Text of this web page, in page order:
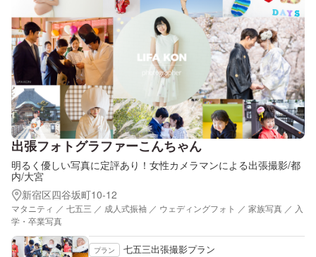
出張フォトグラファーこんちゃん
明るく優しい写真に定評あり！女性カメラマンによる出張撮影/都
内/大宮
新宿区四谷坂町10-12
マタニティ ／ 七五三 ／ 成人式振袖 ／ ウェディングフォト ／ 家族写真 ／ 入
学・卒業写真
プラン 七五三出張撮影プラン